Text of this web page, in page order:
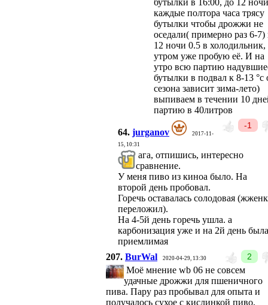
бутылки в 16:00, до 12
каждые полтора часа трясу
бутылки чтобы дрожжи не
оседали( примерно раз 6-7)
12 ночи 0.5 в холодильник,
утром уже пробую её. И на
утро всю партию
бутылки в подвал к 8-13 °с
сезона зависит зима-лето)
выпиваем в течении 10
партию в 40литров
-1
64. jurganov
2017-11-
15, 10:31
ага, отпишись, интересно
сравнение.
У меня пиво из киноа было. На
второй день пробовал.
Горечь оставалась солодовая
переложил).
На 4-5й день горечь ушла. а
карбонизация уже и на 2й день была
приемлимая
2
207. BurWal 2020-04-29, 13:30
Моё мнение wb 06 не совсем
удачные дрожжи для пшеничного
пива. Пару раз пробывал для опыта и
получалось сухое с кислинкой пиво,